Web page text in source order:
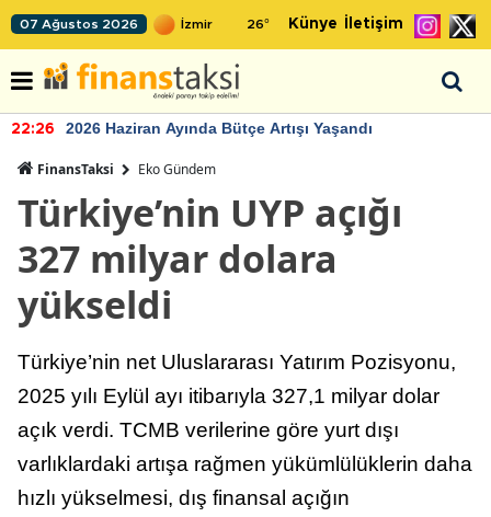
07 Ağustos 2026 26° Künye İletişim
22:26 2026 Haziran Ayında Bütçe Artışı Yaşandı
FinansTaksi Eko Gündem
Türkiye’nin UYP açığı
327 milyar dolara
yükseldi
Türkiye’nin net Uluslararası Yatırım Pozisyonu,
2025 yılı Eylül ayı itibarıyla 327,1 milyar dolar
açık verdi. TCMB verilerine göre yurt dışı
varlıklardaki artışa rağmen yükümlülüklerin daha
hızlı yükselmesi, dış finansal açığın